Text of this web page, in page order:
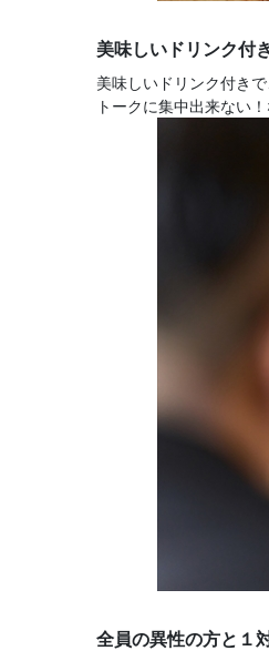
美味しいドリンク付
美味しいドリンク付き
トークに集中出来ない
全員の異性の方と１